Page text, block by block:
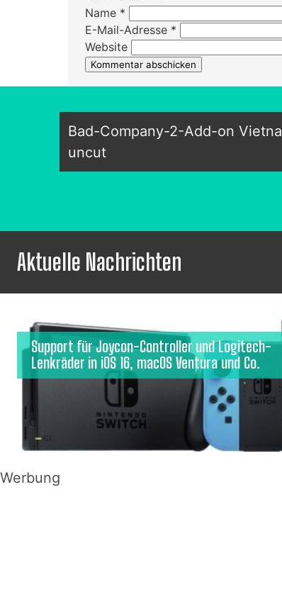
Name *
E-Mail-Adresse *
Website
Bad-Company-2-Add-on
uncut
Aktuelle Nachrichten
Support für Joycon-Controller und Logitech-
Lenkräder in iOS 16, macOS Ventura und Co.
Werbung